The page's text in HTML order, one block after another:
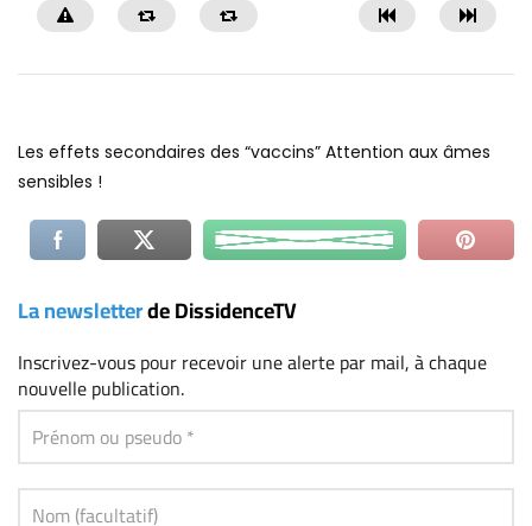
Les effets secondaires des “vaccins” Attention aux âmes
sensibles !
La newsletterde DissidenceTV
Inscrivez-vouspour recevoir une alerte par mail, à chaque
nouvelle publication.